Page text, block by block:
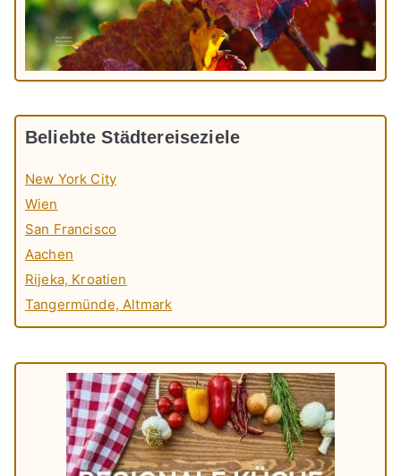
Beliebte Städtereiseziele
New York City
Wien
San Francisco
Aachen
Rijeka, Kroatien
Tangermünde, Altmark